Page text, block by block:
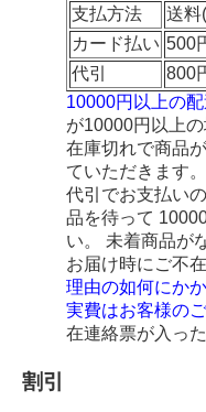
支払方法
送料
カード払い 500
代引
800
10000円以上の配
が10000円以上
在庫切れで商品
ていただきます。
代引でお支払い
品を待って
い。 未着商品が
お届け時にご不
理由の如何にか
実費はお客様の
在連絡票が入っ
割引